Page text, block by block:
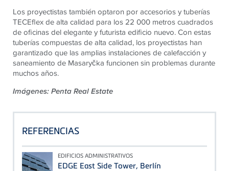
Los proyectistas también optaron por accesorios y tuberías
TECEflex de alta calidad para los 22 000 metros cuadrados
de oficinas del elegante y futurista edificio nuevo. Con estas
tuberías compuestas de alta calidad, los proyectistas han
garantizado que las amplias instalaciones de calefacción y
saneamiento de Masaryčka funcionen sin problemas durante
muchos años.
Imágenes: Penta Real Estate
REFERENCIAS
EDIFICIOS ADMINISTRATIVOS
EDGE East Side Tower, Berlín